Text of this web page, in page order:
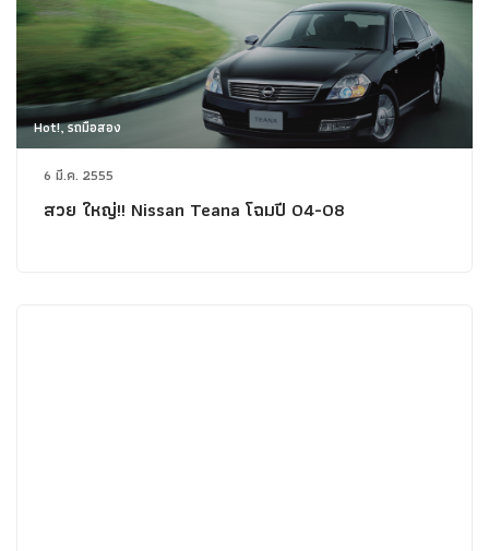
Hot!, รถมือสอง
6 มี.ค. 2555
สวย ใหญ่!! Nissan Teana โฉมปี 04-08